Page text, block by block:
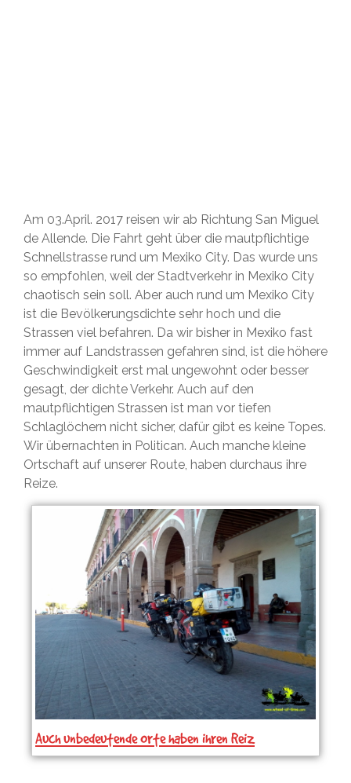
Am 03.April. 2017 reisen wir ab Richtung San Miguel
de Allende. Die Fahrt geht über die mautpflichtige
Schnellstrasse rund um Mexiko City. Das wurde uns
so empfohlen, weil der Stadtverkehr in Mexiko City
chaotisch sein soll. Aber auch rund um Mexiko City
ist die Bevölkerungsdichte sehr hoch und die
Strassen viel befahren. Da wir bisher in Mexiko fast
immer auf Landstrassen gefahren sind, ist die höhere
Geschwindigkeit erst mal ungewohnt oder besser
gesagt, der dichte Verkehr. Auch auf den
mautpflichtigen Strassen ist man vor tiefen
Schlaglöchern nicht sicher, dafür gibt es keine Topes.
Wir übernachten in Politican. Auch manche kleine
Ortschaft auf unserer Route, haben durchaus ihre
Reize.
Auch unbedeutende Orte haben ihren Reiz